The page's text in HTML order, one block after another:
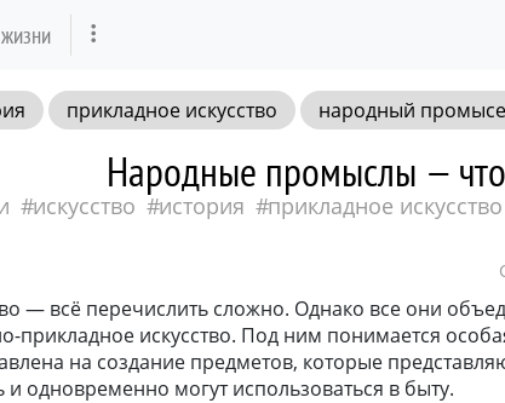
прикладное искусство народный
Народные промыслы — что
искусство история прикладное искусство
— всё перечислить сложно. Однако все они
прикладное искусство. Под ним понимается
на создание предметов, которые
одновременно могут использоваться в быту.